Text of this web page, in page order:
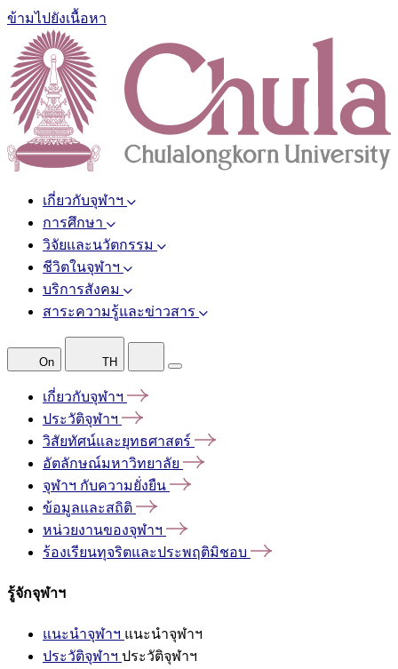
ข้ามไปยังเนื้อหา
เกี่ยวกับจุฬาฯ
การศึกษา
วิจัยและนวัตกรรม
ชีวิตในจุฬาฯ
บริการสังคม
สาระความรู้และข่าวสาร
On TH
เกี่ยวกับจุฬาฯ
ประวัติจุฬาฯ
วิสัยทัศน์และยุทธศาสตร์
อัตลักษณ์มหาวิทยาลัย
จุฬาฯ กับความยั่งยืน
ข้อมูลและสถิติ
หน่วยงานของจุฬาฯ
ร้องเรียนทุจริตและประพฤติมิชอบ
รู้จักจุฬาฯ
แนะนำจุฬาฯ แนะนำจุฬาฯ
ประวัติจุฬาฯ ประวัติจุฬาฯ